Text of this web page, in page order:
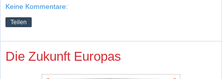
Keine Kommentare:
Teilen
Die Zukunft Europas